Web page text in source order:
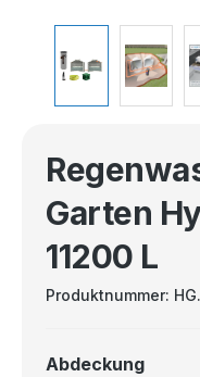
Garten
11200 L
Produktnummer:
Abdeckung